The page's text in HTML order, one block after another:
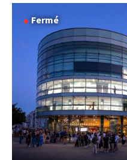
Fermé